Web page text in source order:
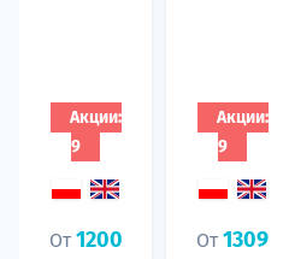
Акции:
9
От 1200
Акции:
9
От 1309